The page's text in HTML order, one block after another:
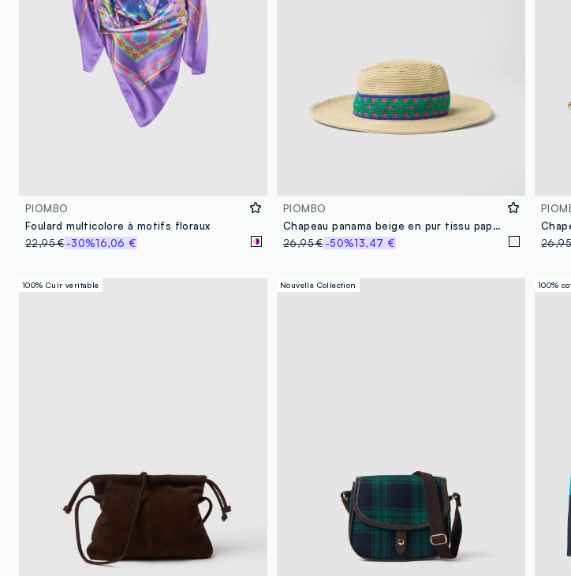
PIOMBO
Foulard multicolore à motifs floraux
22,95 €-30%16,06 €
PIOMBO
Chapeau panama beige en pur tissu papier avec ruban multicolore
26,95 €-50%13,47 €
100% Cuir véritable Nouvelle Collection 100%